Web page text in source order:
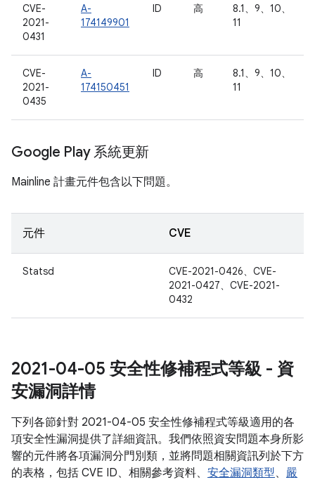
CVE-
2021-
0431
A-
174149901
ID 高
8.1、9、10、
11
CVE-
2021-
0435
A-
174150451
ID 高
8.1、9、10、
11
Google Play 系統更新
Mainline 計畫元件包含以下問題。
元件 CVE
Statsd
CVE-2021-0426、CVE-
2021-0427、CVE-2021-
0432
2021-04-05 安全性修補程式等級 - 資
安漏洞詳情
下列各節針對 2021-04-05 安全性修補程式等級適用的各
項安全性漏洞提供了詳細資訊。我們依照資安問題本身所影
響的元件將各項漏洞分門別類，並將問題相關資訊列於下方
的表格，包括 CVE ID、相關參考資料、 安全漏洞類型、 嚴